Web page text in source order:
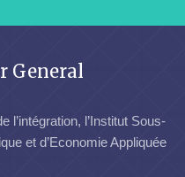
General
l’intégration, l’Institut Sous-
et d’Economie Appliquée